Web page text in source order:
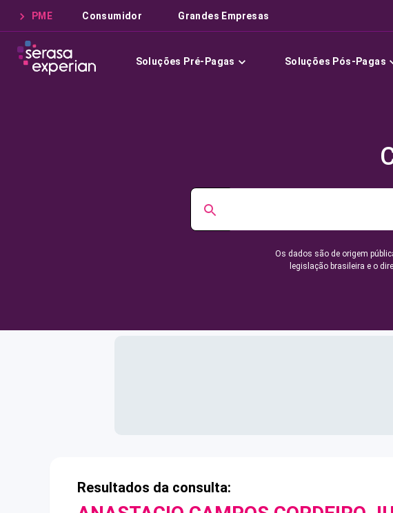
PME Consumidor Grandes Empresas
Soluções Pré-Pagas Soluções Pós-Pagas
Os dados são de origem
legislação brasileira e o
Resultados da consulta: